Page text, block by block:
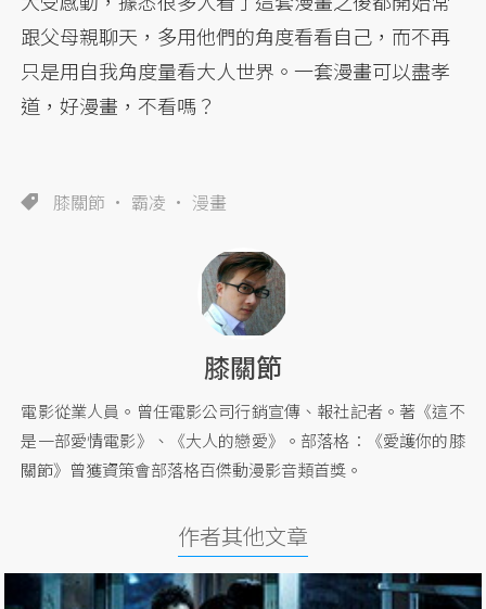
跟父母親聊天，多用他們的角度看看自己，而不再
只是用自我角度量看大人世界。一套漫畫可以盡孝
道，好漫畫，不看嗎？
膝關節 霸凌 漫畫
膝關節
電影從業人員。曾任電影公司行銷宣傳、報社記者。著《這不
是一部愛情電影》、《大人的戀愛》。部落格：《愛護你的膝
關節》曾獲資策會部落格百傑動漫影音類首獎。
作者其他文章